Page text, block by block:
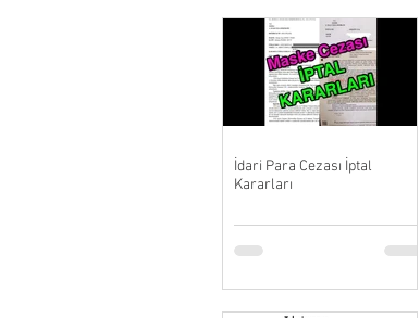
İdari Para Cezası İptal
Kararları